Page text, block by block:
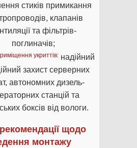
стиків примикання
клапанів
та фільтрів-
поглиначів;
укриттів:надійний
захист серверних
автономних дизель-
станцій та
боксів від вологи.
рекомендації щодо
монтажу